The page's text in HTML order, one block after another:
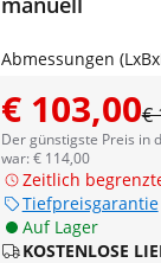
Abmessungen
€ 103,00€
Der günstigste Preis in
war: € 114,00
Zeitlich
Tiefpreisgarantie
Auf Lager
KOSTENLOSE